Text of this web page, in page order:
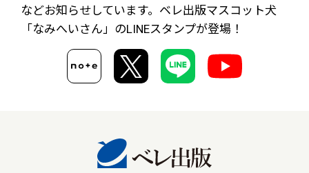
などお知らせしています。ベレ出版マスコット犬
「なみへいさん」のLINEスタンプが登場！